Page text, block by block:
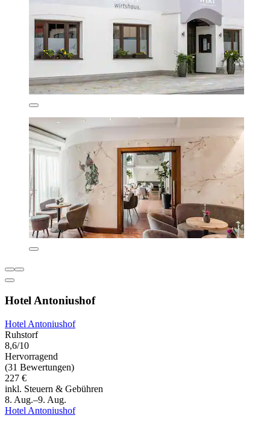
Hotel Antoniushof
Hotel Antoniushof
Ruhstorf
8,6/10
Hervorragend
(31 Bewertungen)
227 €
inkl. Steuern & Gebühren
8. Aug.–9. Aug.
Hotel Antoniushof